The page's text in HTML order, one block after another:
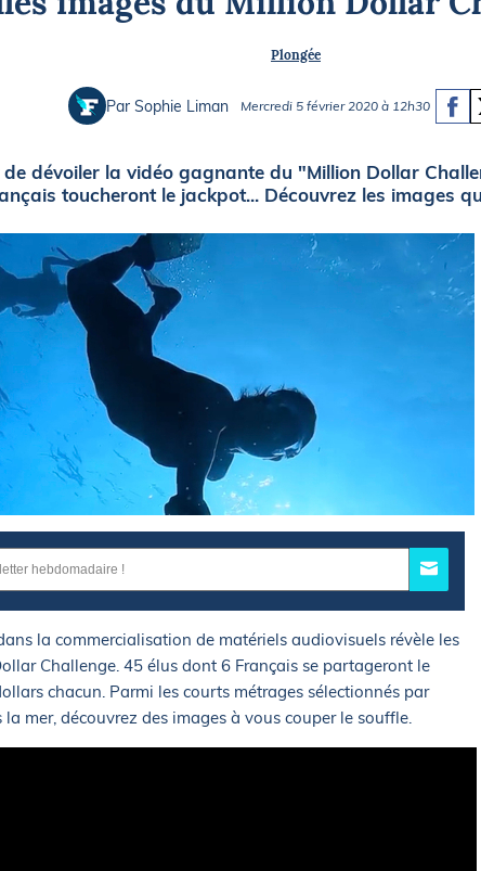
Plongée
Glisse
Briefings
Plongée
Par Sophie Liman Mercredi 5 février 2020 à 12h30
de dévoiler la vidéo gagnante du "Million Dollar
toucheront le jackpot... Découvrez les images
la commercialisation de matériels audiovisuels révèle les
Challenge. 45 élus dont 6 Français se partageront le
chacun. Parmi les courts métrages sélectionnés par
la mer, découvrez des images à vous couper le souffle.